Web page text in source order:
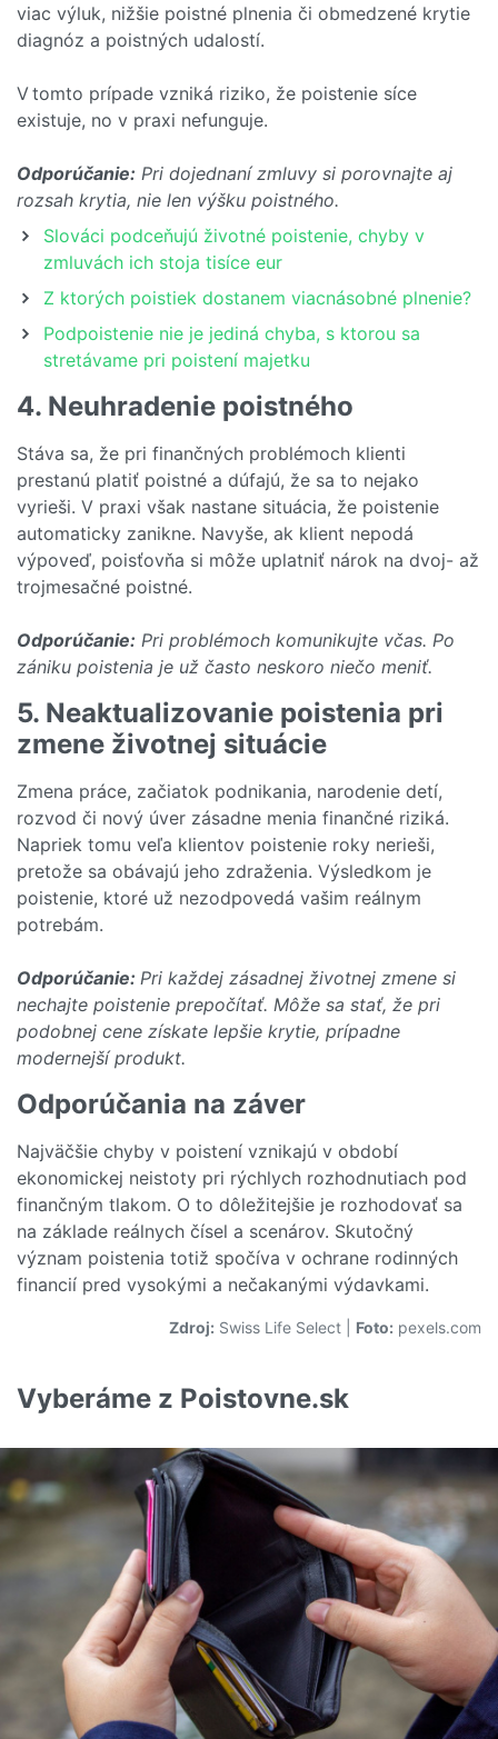
viac výluk, nižšie poistné plnenia či obmedzené krytie
diagnóz a poistných udalostí.
V tomto prípade vzniká riziko, že poistenie síce
existuje, no v praxi nefunguje.
Odporúčanie: Pri dojednaní zmluvy si porovnajte aj
rozsah krytia, nie len výšku poistného.
Slováci podceňujú životné poistenie, chyby v
zmluvách ich stoja tisíce eur
Z ktorých poistiek dostanem viacnásobné plnenie?
Podpoistenie nie je jediná chyba, s ktorou sa
stretávame pri poistení majetku
4. Neuhradenie poistného
Stáva sa, že pri finančných problémoch klienti
prestanú platiť poistné a dúfajú, že sa to nejako
vyrieši. V praxi však nastane situácia, že poistenie
automaticky zanikne. Navyše, ak klient nepodá
výpoveď, poisťovňa si môže uplatniť nárok na dvoj- až
trojmesačné poistné.
Odporúčanie: Pri problémoch komunikujte včas. Po
zániku poistenia je už často neskoro niečo meniť.
5. Neaktualizovanie poistenia pri
zmene životnej situácie
Zmena práce, začiatok podnikania, narodenie detí,
rozvod či nový úver zásadne menia finančné riziká.
Napriek tomu veľa klientov poistenie roky nerieši,
pretože sa obávajú jeho zdraženia. Výsledkom je
poistenie, ktoré už nezodpovedá vašim reálnym
potrebám.
Odporúčanie: Pri každej zásadnej životnej zmene si
nechajte poistenie prepočítať. Môže sa stať, že pri
podobnej cene získate lepšie krytie, prípadne
modernejší produkt.
Odporúčania na záver
Najväčšie chyby v poistení vznikajú v období
ekonomickej neistoty pri rýchlych rozhodnutiach pod
finančným tlakom. O to dôležitejšie je rozhodovať sa
na základe reálnych čísel a scenárov. Skutočný
význam poistenia totiž spočíva v ochrane rodinných
financií pred vysokými a nečakanými výdavkami.
Zdroj: Swiss Life Select Foto: pexels.com
Vyberáme z Poistovne.sk